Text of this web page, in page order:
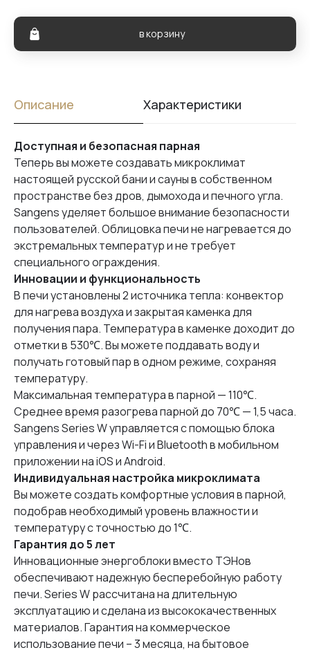
в корзину
Описание Характеристики
Доступная и безопасная парная
Теперь вы можете создавать микроклимат
настоящей русской бани и сауны в собственном
пространстве без дров, дымохода и печного угла.
Sangens уделяет большое внимание безопасности
пользователей. Облицовка печи не нагревается до
экстремальных температур и не требует
специального ограждения.
Инновации и функциональность
В печи установлены 2 источника тепла: конвектор
для нагрева воздуха и закрытая каменка для
получения пара. Температура в каменке доходит до
отметки в 530℃. Вы можете поддавать воду и
получать готовый пар в одном режиме, сохраняя
температуру.
Максимальная температура в парной — 110℃.
Среднее время разогрева парной до 70℃ — 1,5 часа.
Sangens Series W управляется с помощью блока
управления и через Wi-Fi и Bluetooth в мобильном
приложении на iOS и Android.
Индивидуальная настройка микроклимата
Вы можете создать комфортные условия в парной,
подобрав необходимый уровень влажности и
температуру с точностью до 1℃.
Гарантия до 5 лет
Инновационные энергоблоки вместо ТЭНов
обеспечивают надежную бесперебойную работу
печи. Series W рассчитана на длительную
эксплуатацию и сделана из высококачественных
материалов. Гарантия на коммерческое
использование печи – 3 месяца, на бытовое